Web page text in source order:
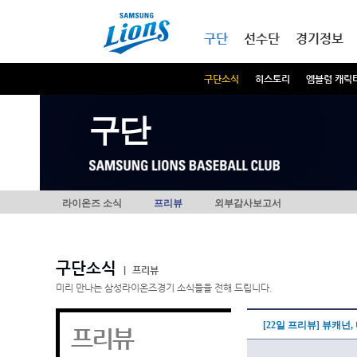
구단
구단소식 히스토리 엠블럼 캐릭
선수단 경기정보
구단
라이온즈 소식 프리뷰 외부감사보고서
구단소식
프리뷰
미리 만나는 삼성라이온즈경기 소식들을 전해 드립니다.
프리뷰 [22일 프리뷰] 뷰캐넌